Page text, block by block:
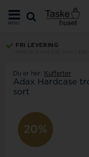
MENU
FRI LEVERING
Du er her: Kufferter
Adax Hardcase
sort
20%
20%